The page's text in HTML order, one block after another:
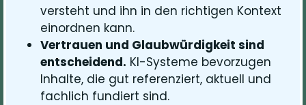
versteht und ihn in den richtigen Kontext
einordnen kann.
Vertrauen und Glaubwürdigkeit sind
entscheidend. KI-Systeme bevorzugen
Inhalte, die gut referenziert, aktuell und
fachlich fundiert sind.